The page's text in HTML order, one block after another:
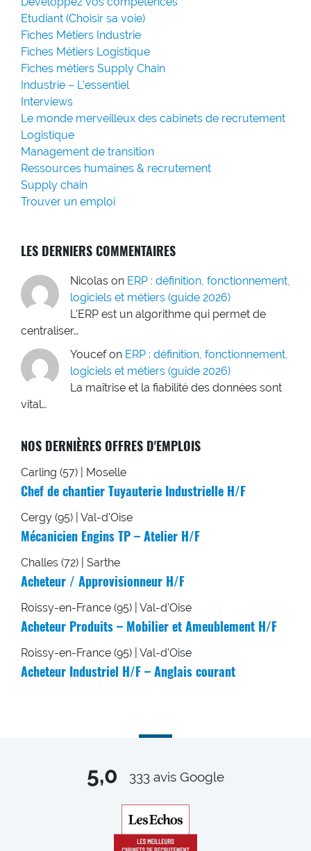
Etudiant (Choisir sa voie)
Fiches Métiers Industrie
Fiches Métiers Logistique
Fiches métiers Supply Chain
Industrie – L'essentiel
Interviews
Le monde merveilleux des cabinets de recrutement
Logistique
Management de transition
Ressources humaines & recrutement
Supply chain
Trouver un emploi
LES DERNIERS COMMENTAIRES
Nicolas on ERP : définition, fonctionnement,
logiciels et métiers (guide 2026)
L'ERP est un algorithme qui permet de
centraliser…
Youcef on ERP : définition, fonctionnement,
logiciels et métiers (guide 2026)
La maîtrise et la fiabilité des données sont
vital…
NOS DERNIÈRES OFFRES D'EMPLOIS
Carling (57) | Moselle
Chef de chantier Tuyauterie Industrielle H/F
Cergy (95) | Val-d'Oise
Mécanicien Engins TP – Atelier H/F
Challes (72) | Sarthe
Acheteur / Approvisionneur H/F
Roissy-en-France (95) | Val-d'Oise
Acheteur Produits – Mobilier et Ameublement H/F
Roissy-en-France (95) | Val-d'Oise
Acheteur Industriel H/F – Anglais courant
5,0 333 avis Google